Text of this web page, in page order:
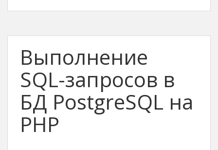
Выполнение
SQL-запросов в
БД PostgreSQL на
PHP